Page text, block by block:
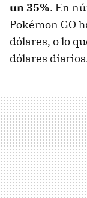
un 35%. En
Pokémon GO
dólares, o lo
dólares